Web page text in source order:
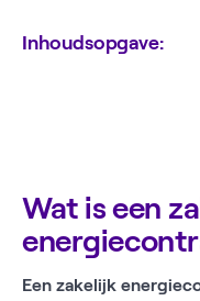
Inhoudsopgave:
Wat is een
Een zakelijk